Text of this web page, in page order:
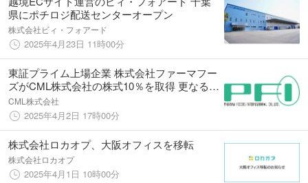
県にポチロジ配送センターオープン
株式会社ビィ・フォアード
2025年4月23日 11時00分
東証プライム上場企業 株式会社ファーマフー
ズがCML株式会社の株式10％を取得 更なる成
長に向けた戦略的アライアンスを構築
CML株式会社
2025年4月2日 17時00分
株式会社ロカオプ、大阪オフィスを移転
株式会社ロカオプ
2025年4月1日 10時00分